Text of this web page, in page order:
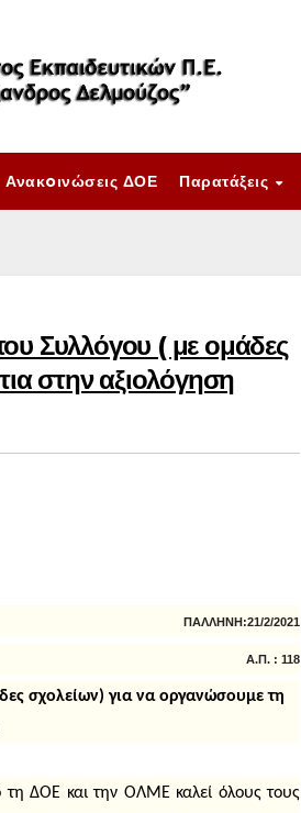
Ανακoινώσεις ΔΟΕ Παρατάξεις
Συλλόγου ( με ομάδες
στην αξιολόγηση
ΠΑΛΛΗΝΗ:21/2/2021
Α.Π. : 118
σχολείων) για να οργανώσουμε τη
ΔΟΕ και την ΟΛΜΕ καλεί όλους τους